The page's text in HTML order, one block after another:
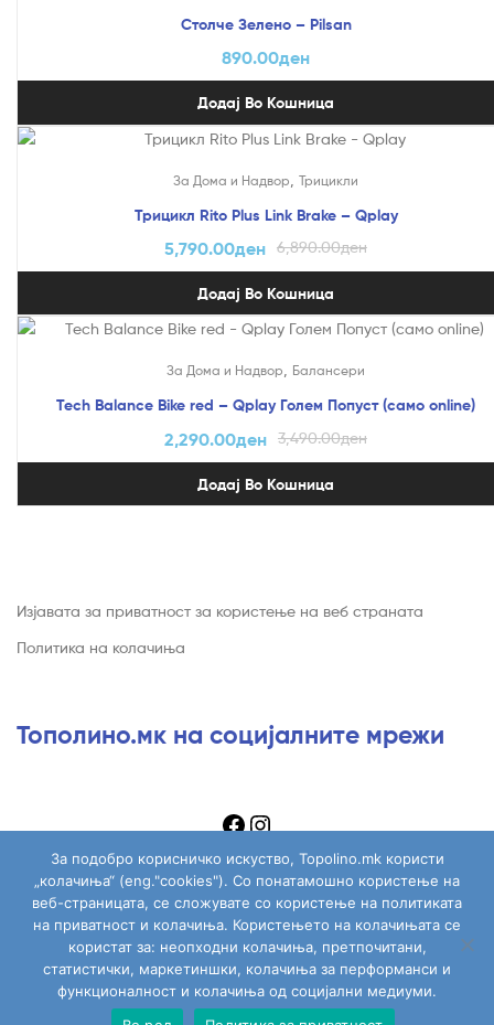
Столче Зелено – Pilsan
890.00ден
Додај Во Кошница
За Дома и Надвор Трицикли
Трицикл Rito Plus Link Brake – Qplay
6,890.00ден
5,790.00ден
Додај Во Кошница
За Дома и Надвор, Балансери
Tech Balance Bike red – Qplay Голем Попуст (само online)
3,490.00ден
2,290.00ден
Додај Во Кошница
Изјавата за приватност за користење на веб страната
Политика на колачиња
Тополино.мк на социјалните мрежи
Topolino.mk
За подобро корисничко искуство, Topolino.mk користи
„колачиња“ (eng."cookies"). Со понатамошно користење на
веб-страницата, се сложувате со користење на политиката
на приватност и колачиња. Користењето на колачињата се
користат за: неопходни колачиња, претпочитани,
статистички, маркетиншки, колачиња за перформанси и
функционалност и колачиња од социјални медиуми.